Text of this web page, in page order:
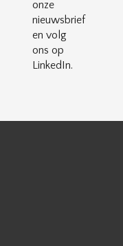
onze
nieuwsbrief
en volg
ons op
LinkedIn.